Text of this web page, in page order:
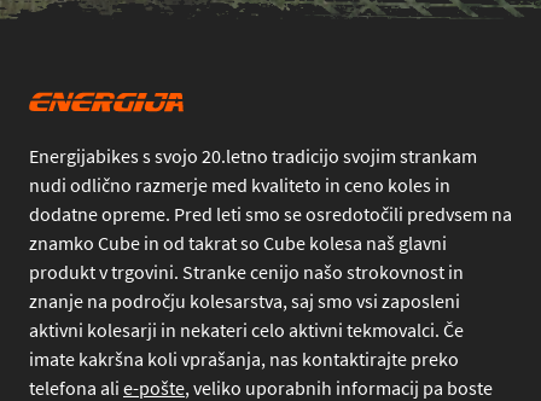
Energijabikes s svojo 20.letno tradicijo svojim strankam
nudi odlično razmerje med kvaliteto in ceno koles in
dodatne opreme. Pred leti smo se osredotočili predvsem na
znamko Cube in od takrat so Cube kolesa naš glavni
produkt v trgovini. Stranke cenijo našo strokovnost in
znanje na področju kolesarstva, saj smo vsi zaposleni
aktivni kolesarji in nekateri celo aktivni tekmovalci. Če
imate kakršna koli vprašanja, nas kontaktirajte preko
telefona ali e-pošte, veliko uporabnih informacij pa boste